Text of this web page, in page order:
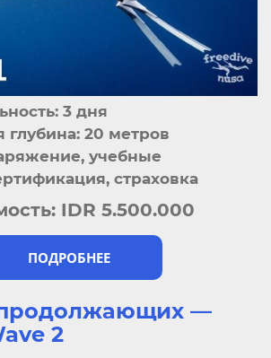
3 дня
глубина: 20 метров
учебные
страховка
ПОДРОБНЕЕ
IDR 5.500.000
—
2